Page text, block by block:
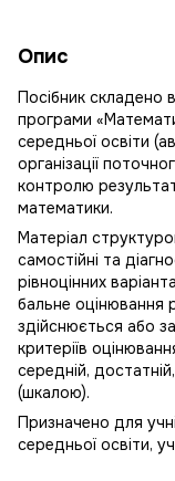
Опис
Посібник складено
програми
середньої освіти
організації
контролю
математики.
Матеріал
самостійні та
рівноцінних
бальне оцінювання
здійснюється або
критеріїв
середній,
(шкалою).
Призначено для
середньої освіти,